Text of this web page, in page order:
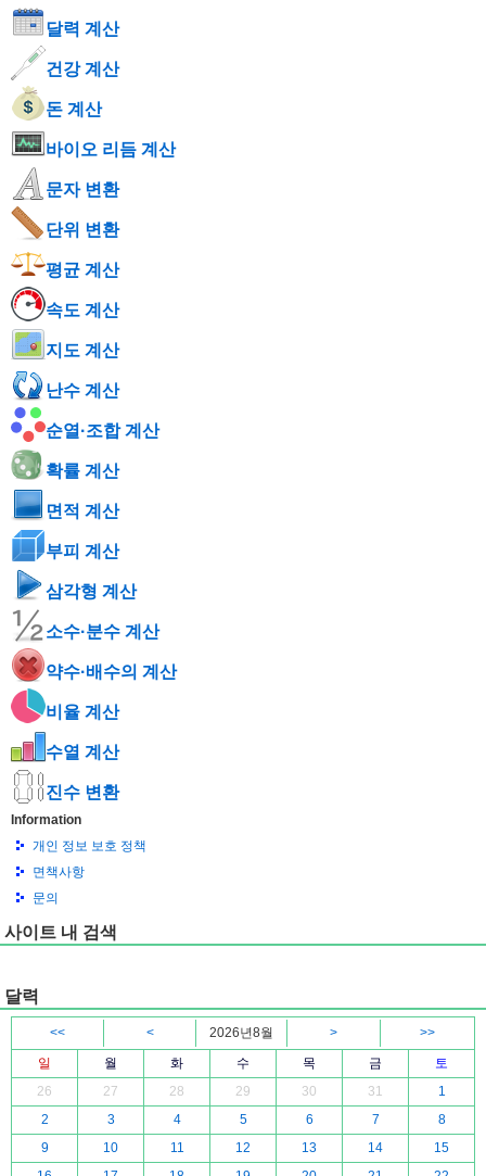
달력 계산
건강 계산
돈 계산
바이오 리듬 계산
문자 변환
단위 변환
평균 계산
속도 계산
지도 계산
난수 계산
순열·조합 계산
확률 계산
면적 계산
부피 계산
삼각형 계산
소수·분수 계산
약수·배수의 계산
비율 계산
수열 계산
진수 변환
Information
개인 정보 보호 정책
면책사항
문의
사이트 내 검색
달력
<< < 2026년8월 >
>>
일
월 화 수 목 금
토
26
27 28 29 30 31
1
2
3 4 5 6 7
8
9
10 11 12 13 14
15